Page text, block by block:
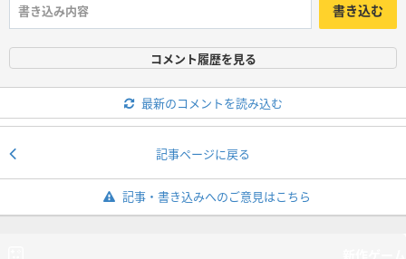
書き込む
コメント履歴を見る
最新のコメントを読み込む
記事ページに戻る
記事・書き込みへのご意見はこちら